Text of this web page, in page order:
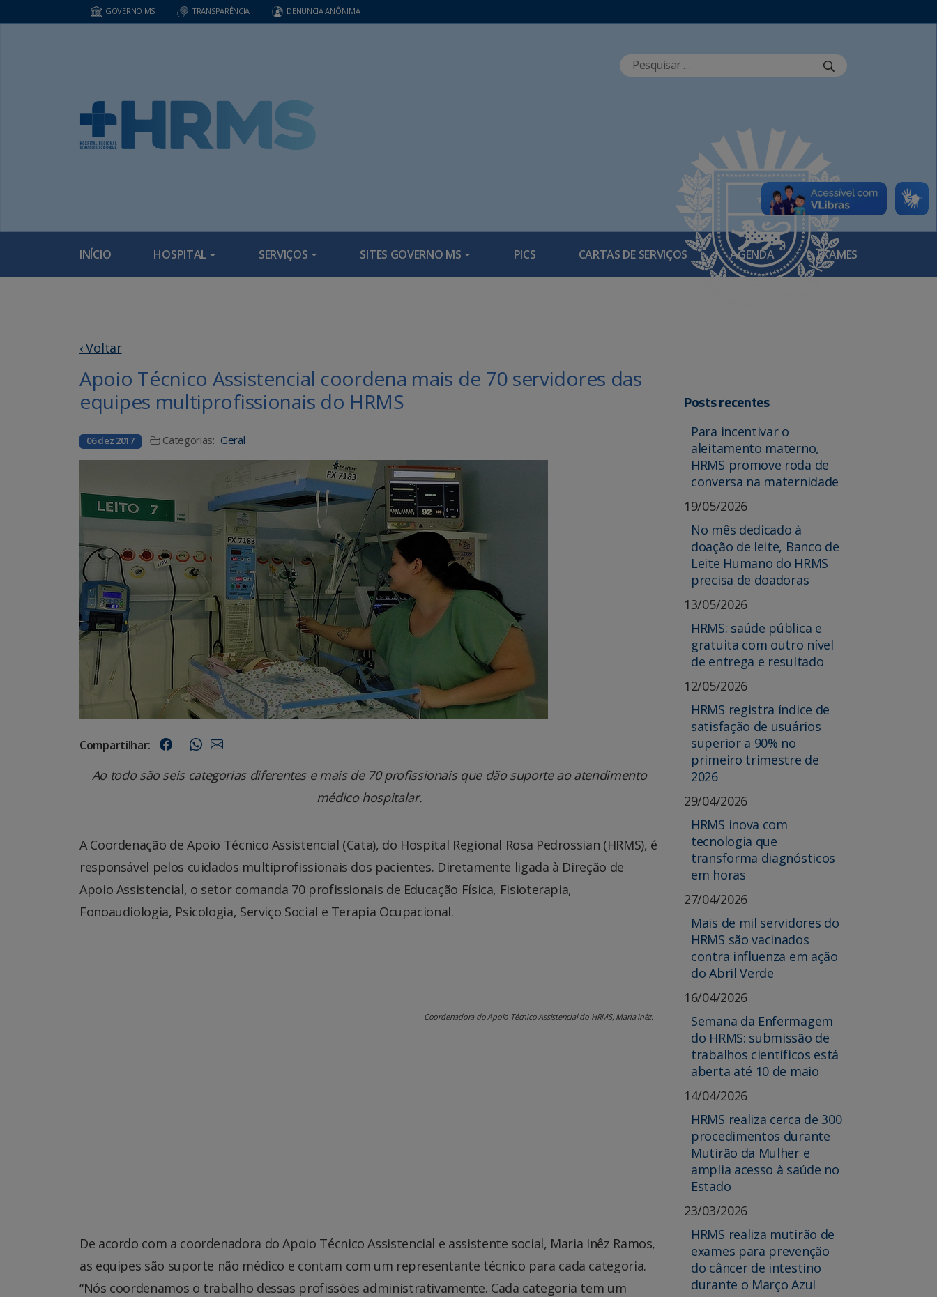
GOVERNO MS TRANSPARÊNCIA DENUNCIA ANÔNIMA
INÍCIO HOSPITAL SERVIÇOS SITES GOVERNO MS PICS CARTAS DE SERVIÇOS AGENDA EXAMES
‹ Voltar
Apoio Técnico Assistencial coordena mais de 70 servidores das
equipes multiprofissionais do HRMS
06 dez 2017 Categorias: Geral
Compartilhar:
Ao todo são seis categorias diferentes e mais de 70 profissionais que dão suporte ao atendimento
médico hospitalar.
A Coordenação de Apoio Técnico Assistencial (Cata), do Hospital Regional Rosa Pedrossian (HRMS), é
responsável pelos cuidados multiprofissionais dos pacientes. Diretamente ligada à Direção de
Apoio Assistencial, o setor comanda 70 profissionais de Educação Física, Fisioterapia,
Fonoaudiologia, Psicologia, Serviço Social e Terapia Ocupacional.
Coordenadora do Apoio Técnico Assistencial do HRMS, Maria Inêz.
De acordo com a coordenadora do Apoio Técnico Assistencial e assistente social, Maria Inêz Ramos,
as equipes são suporte não médico e contam com um representante técnico para cada categoria.
“Nós coordenamos o trabalho dessas profissões administrativamente. Cada categoria tem um
Posts recentes
Para incentivar o
aleitamento materno,
HRMS promove roda de
conversa na maternidade
19/05/2026
No mês dedicado à
doação de leite, Banco de
Leite Humano do HRMS
precisa de doadoras
13/05/2026
HRMS: saúde pública e
gratuita com outro nível
de entrega e resultado
12/05/2026
HRMS registra índice de
satisfação de usuários
superior a 90% no
primeiro trimestre de
2026
29/04/2026
HRMS inova com
tecnologia que
transforma diagnósticos
em horas
27/04/2026
Mais de mil servidores do
HRMS são vacinados
contra influenza em ação
do Abril Verde
16/04/2026
Semana da Enfermagem
do HRMS: submissão de
trabalhos científicos está
aberta até 10 de maio
14/04/2026
HRMS realiza cerca de 300
procedimentos durante
Mutirão da Mulher e
amplia acesso à saúde no
Estado
23/03/2026
HRMS realiza mutirão de
exames para prevenção
do câncer de intestino
durante o Março Azul